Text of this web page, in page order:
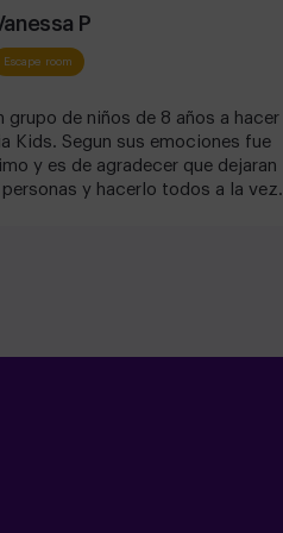
P
Escape room
grupo de niños de 8 años a hacer
Kids. Segun sus emociones fue
y es de agradecer que dejaran
y hacerlo todos a la vez.